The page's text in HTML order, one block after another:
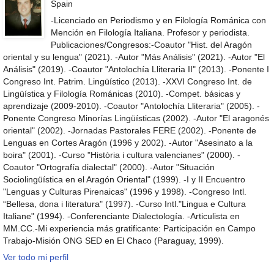
Spain
-Licenciado en Periodismo y en Filología Románica con
Mención en Filología Italiana. Profesor y periodista.
Publicaciones/Congresos:-Coautor "Hist. del Aragón
oriental y su lengua" (2021). -Autor "Más Análisis" (2021). -Autor "El
Análisis" (2019). -Coautor "Antolochía Lliteraria II" (2013). -Ponente I
Congreso Int. Patrim. Lingüístico (2013). -XXVI Congreso Int. de
Lingüística y Filología Románicas (2010). -Compet. básicas y
aprendizaje (2009-2010). -Coautor "Antolochía Lliteraria" (2005). -
Ponente Congreso Minorías Lingüísticas (2002). -Autor "El aragonés
oriental" (2002). -Jornadas Pastorales FERE (2002). -Ponente de
Lenguas en Cortes Aragón (1996 y 2002). -Autor "Asesinato a la
boira" (2001). -Curso "Història i cultura valencianes" (2000). -
Coautor "Ortografía dialectal" (2000). -Autor "Situación
Sociolingüística en el Aragón Oriental" (1999). -I y II Encuentro
"Lenguas y Culturas Pirenaicas" (1996 y 1998). -Congreso Intl.
“Bellesa, dona i literatura" (1997). -Curso Intl."Lingua e Cultura
Italiane" (1994). -Conferenciante Dialectología. -Articulista en
MM.CC.-Mi experiencia más gratificante: Participación en Campo
Trabajo-Misión ONG SED en El Chaco (Paraguay, 1999).
Ver todo mi perfil